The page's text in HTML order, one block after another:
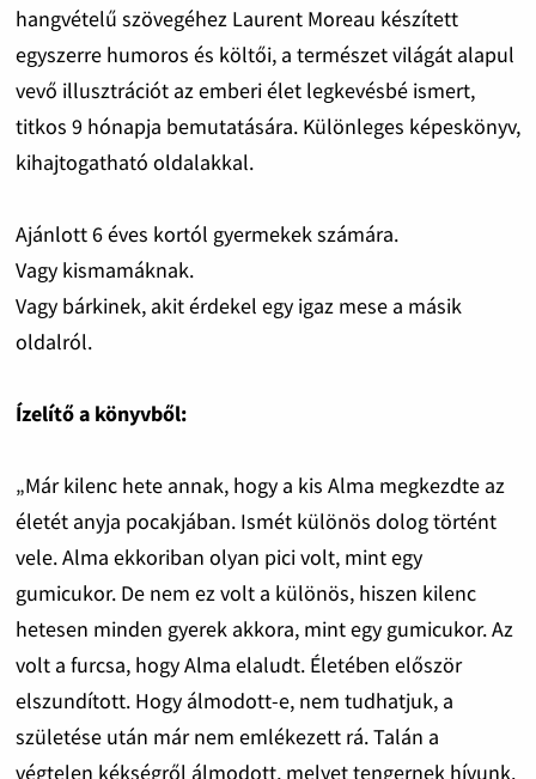
hangvételű szövegéhez Laurent Moreau készített
egyszerre humoros és költői, a természet világát alapul
vevő illusztrációt az emberi élet legkevésbé ismert,
titkos 9 hónapja bemutatására. Különleges képeskönyv,
kihajtogatható oldalakkal.
Ajánlott 6 éves kortól gyermekek számára.
Vagy kismamáknak.
Vagy bárkinek, akit érdekel egy igaz mese a másik
oldalról.
Ízelítő a könyvből:
„Már kilenc hete annak, hogy a kis Alma megkezdte az
életét anyja pocakjában. Ismét különös dolog történt
vele. Alma ekkoriban olyan pici volt, mint egy
gumicukor. De nem ez volt a különös, hiszen kilenc
hetesen minden gyerek akkora, mint egy gumicukor. Az
volt a furcsa, hogy Alma elaludt. Életében először
elszundított. Hogy álmodott-e, nem tudhatjuk, a
születése után már nem emlékezett rá. Talán a
végtelen kékségről álmodott, melyet tengernek hívunk.